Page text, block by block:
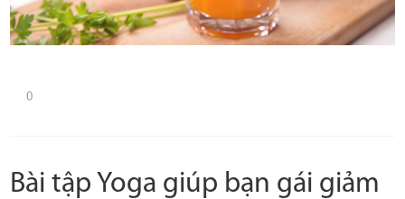
0
Bài tập Yoga giúp bạn gái giảm